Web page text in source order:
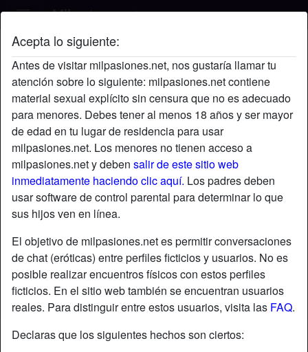
Acepta lo siguiente:
Antes de visitar milpasiones.net, nos gustaría llamar tu
atención sobre lo siguiente: milpasiones.net contiene
material sexual explícito sin censura que no es adecuado
para menores. Debes tener al menos 18 años y ser mayor
de edad en tu lugar de residencia para usar
milpasiones.net. Los menores no tienen acceso a
milpasiones.net y deben salir de este sitio web
inmediatamente haciendo clic aquí. Los padres deben
usar software de control parental para determinar lo que
sus hijos ven en línea.
El objetivo de milpasiones.net es permitir conversaciones
de chat (eróticas) entre perfiles ficticios y usuarios. No es
posible realizar encuentros físicos con estos perfiles
ficticios. En el sitio web también se encuentran usuarios
reales. Para distinguir entre estos usuarios, visita las FAQ.
Declaras que los siguientes hechos son ciertos:
Josee's perfil
starAgregar chatChatea ahora